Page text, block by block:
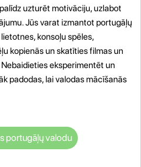
uzturēt motivāciju, uzlabot
Jūs varat izmantot portugāļų
konsoļu spēles,
kopienās un skatīties filmas un
eksperimentēt un
padodas, lai valodas mācīšanās
portugāļų valodu